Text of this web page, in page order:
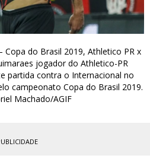
Copa do Brasil 2019, Athletico PR x
jogador do Athletico-PR
partida contra o Internacional no
campeonato Copa do Brasil 2019.
Machado/AGIF